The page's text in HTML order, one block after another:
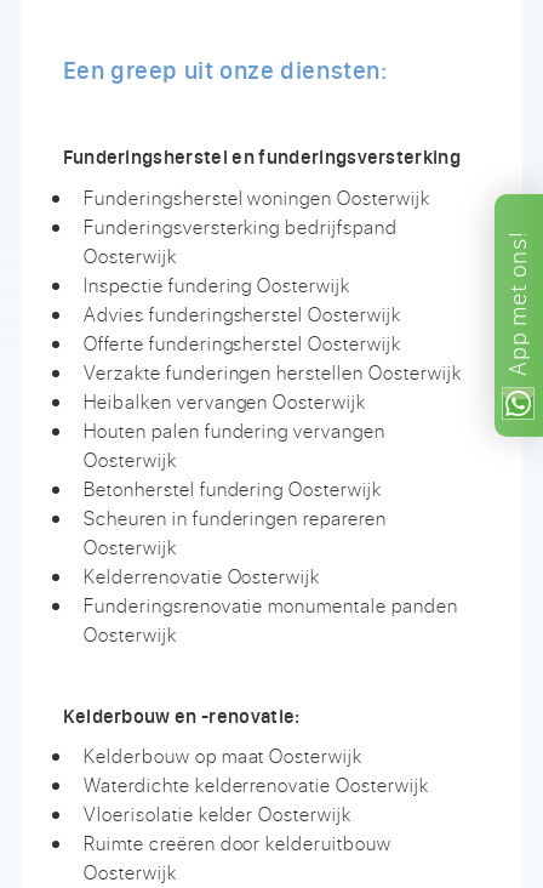
App
met
ons!
Een greep uit onze diensten:
Funderingsherstel en funderingsversterking
Funderingsherstel woningen Oosterwijk
Funderingsversterking bedrijfspand
Oosterwijk
Inspectie fundering Oosterwijk
Advies funderingsherstel Oosterwijk
Offerte funderingsherstel Oosterwijk
Verzakte funderingen herstellen Oosterwijk
Heibalken vervangen Oosterwijk
Houten palen fundering vervangen
Oosterwijk
Betonherstel fundering Oosterwijk
Scheuren in funderingen repareren
Oosterwijk
Kelderrenovatie Oosterwijk
Funderingsrenovatie monumentale panden
Oosterwijk
Kelderbouw en -renovatie:
Kelderbouw op maat Oosterwijk
Waterdichte kelderrenovatie Oosterwijk
Vloerisolatie kelder Oosterwijk
Ruimte creëren door kelderuitbouw
Oosterwijk